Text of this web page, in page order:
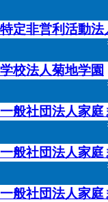
特定非営利活動
学校法人菊地学園
一般社団法人家
一般社団法人家
一般社団法人家